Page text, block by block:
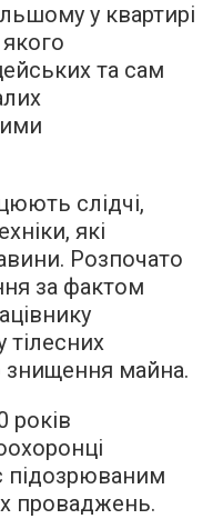
у квартирі
та сам
слідчі,
які
Розпочато
за фактом
тілесних
майна.
років
підозрюваним
проваджень.